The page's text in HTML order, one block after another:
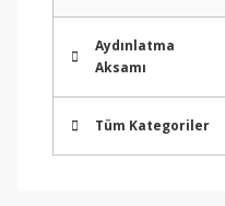
Aydınlatma
Aksamı
Tüm Kategoriler